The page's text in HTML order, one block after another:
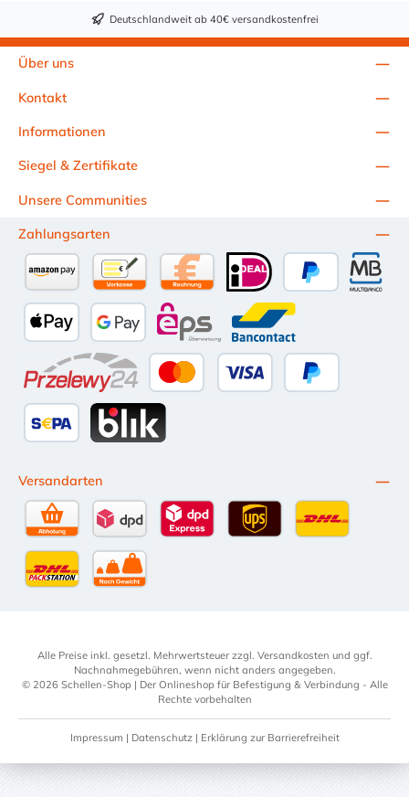
Deutschlandweit ab 40€ versandkostenfrei
Über uns
Kontakt
Informationen
Unsere Communities
Siegel & Zertifikate
Zahlungsarten
Kauf auf Rechnung (10 Tage Netto)
iDEAL
Apple Pay Google Pay eps Bancontact
Przelewy24
Amazon PayVorkasse per Überweisung
Versandarten
Alle Preise inkl. gesetzl. Mehrwertsteuer zzgl. Versandkosten und ggf.
Nachnahmegebühren, wenn nicht anders angegeben.
© 2026 Schellen-Shop | Der Onlineshop für Befestigung & Verbindung - Alle
Rechte vorbehalten
Impressum | Datenschutz| Erklärung zur Barrierefreiheit